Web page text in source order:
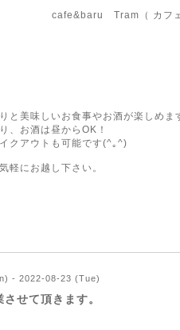
cafe&baru Tram（ カフェ
と美味しいお食事やお酒が楽しめま
、お酒は昼からOK！
クアウトも可能です(^｡^)
軽にお越し下さい。
- 2022-08-23 (Tue)
せて頂きます。